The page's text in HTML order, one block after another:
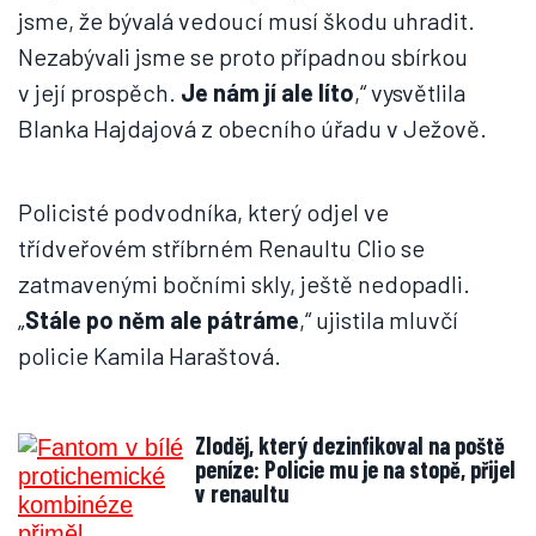
jsme, že bývalá vedoucí musí škodu uhradit.
Nezabývali jsme se proto případnou sbírkou
v její prospěch. Je nám jí ale líto,“ vysvětlila
Blanka Hajdajová z obecního úřadu v Ježově.
Policisté podvodníka, který odjel ve
třídveřovém stříbrném Renaultu Clio se
zatmavenými bočními skly, ještě nedopadli.
„Stále po něm ale pátráme,“ ujistila mluvčí
policie Kamila Haraštová.
Zloděj, který dezinfikoval na poště
peníze: Policie mu je na stopě, přijel
v renaultu